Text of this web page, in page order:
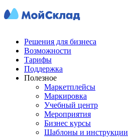
Решения для бизнеса
Возможности
Тарифы
Поддержка
Полезное
Маркетплейсы
Маркировка
Учебный центр
Мероприятия
Бизнес курсы
Шаблоны и инструкции